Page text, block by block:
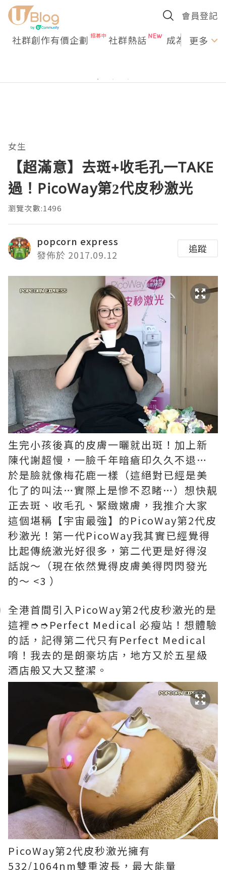
會員登記
社群創作有價企劃 社群熱話 成為U更多
女生
【超滿意】去斑+收毛孔一TAKE
過！PicoWay第2代皮秒激光
瀏覽次數:1496
popcorn express
發佈於 2017.09.12
追蹤
生完小孩後真的皮膚一曬就出斑！加上新
陳代謝超慢，一臉千年暗瘡印久久不退…
於是臉就像梅花鹿一樣（這絕對已經是美
化了的叫法…實際上是慘不忍睹…）想快靚
正去斑、收毛孔、緊緻嫩膚，我推介大家
這個堪稱【宇宙最強】的PicoWay第2代皮
秒激光！第一代PicoWay我其實已經覺得
比起傳統激光好很多，第二代更是好得沒
話說～（現在依然覺得皮膚美得閃閃發光
的～ <3 ）
全港首間引入PicoWay第2代皮秒激光的是
這裡➮➮Perfect Medical 必瘦站！想體驗
的話，記得第二代只有Perfect Medical
唷！我去的是朗豪坊店，地方又於五星級
酒店般又大又整潔。
PicoWay第2代皮秒激光擁有
532/1064nm雙重波長，最大能量